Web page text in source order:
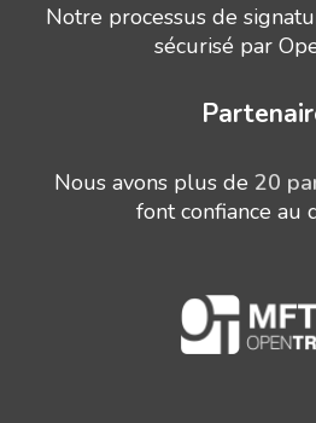
Notre processus de
sécurisé par
Nous avons plus de 20
font confiance au